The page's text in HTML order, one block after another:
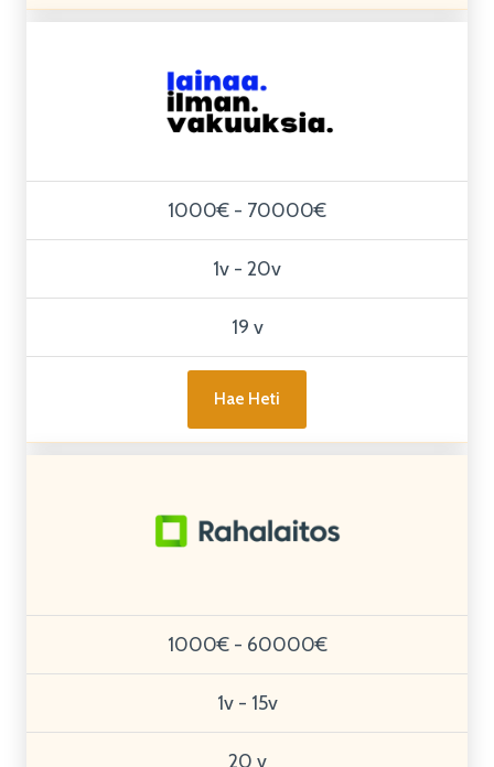
1000€ - 70000€
1v - 20v
19 v
Hae Heti
1000€ - 60000€
1v - 15v
20 v